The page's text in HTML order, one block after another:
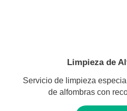
Limpieza de
Servicio de limpieza
de alfombras con